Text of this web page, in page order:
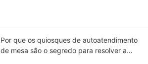
Por que os quiosques de autoatendimento
de mesa são o segredo para resolver a